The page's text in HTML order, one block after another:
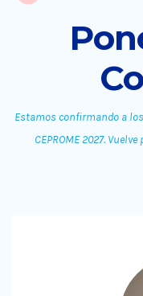
Estamos confirmando a
CEPROME 2027.